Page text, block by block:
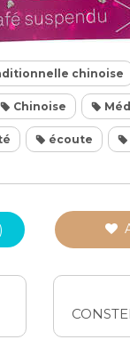
chinoise
Chinoise
écoute